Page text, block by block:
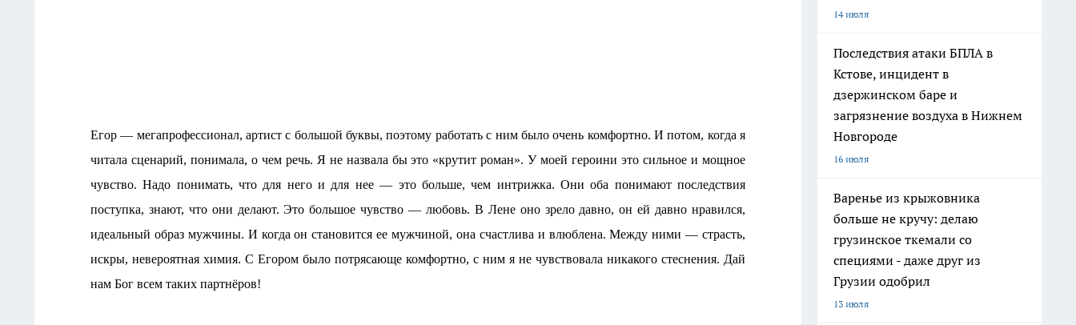
Егор — мегапрофессионал, артист с большой буквы, поэтому работать с ним было очень комфортно. И потом, когда я
читала сценарий, понимала, о чем речь. Я не назвала бы это «крутит роман». У моей героини это сильное и мощное
чувство. Надо понимать, что для него и для нее — это больше, чем интрижка. Они оба понимают последствия
поступка, знают, что они делают. Это большое чувство — любовь. В Лене оно зрело давно, он ей давно нравился,
идеальный образ мужчины. И когда он становится ее мужчиной, она счастлива и влюблена. Между ними — страсть,
искры, невероятная химия. С Егором было потрясающе комфортно, с ним я не чувствовала никакого стеснения. Дай
нам Бог всем таких партнёров!
14 июля
Последствия атаки БПЛА в
Кстове, инцидент в
дзержинском баре и
загрязнение воздуха в Нижнем
Новгороде
16 июля
Варенье из крыжовника
больше не кручу: делаю
грузинское ткемали со
специями - даже друг из
Грузии одобрил
13 июля